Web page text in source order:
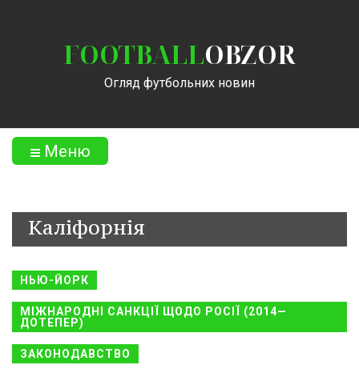
FOOTBALLOBZOR
Огляд футбольних новин
Меню
Каліфорнія
НЬЮ-ЙОРК
МІЖНАРОДНІ САНКЦІЇ ЩОДО РОСІЇ (2014—
ДОТЕПЕР)
ЗАКОНОДАВСТВО